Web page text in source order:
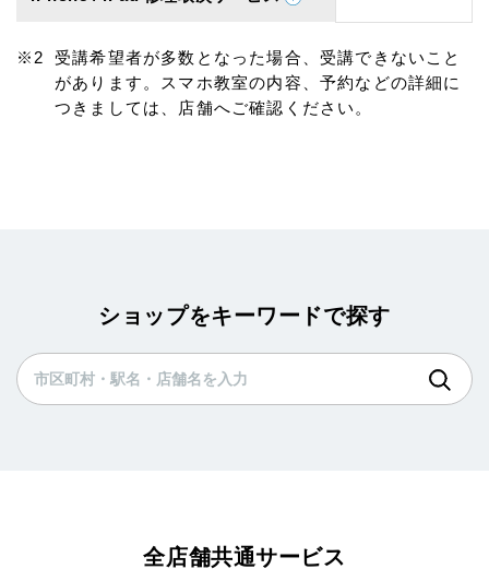
受講希望者が多数となった場合、受講できないこと
があります。スマホ教室の内容、予約などの詳細に
つきましては、店舗へご確認ください。
ショップをキーワードで探す
全店舗共通サービス